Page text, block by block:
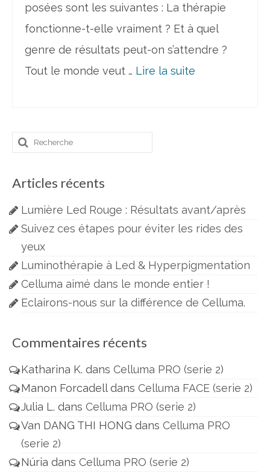
posées sont les suivantes : La thérapie
fonctionne-t-elle vraiment ? Et à quel
genre de résultats peut-on s’attendre ?
Tout le monde veut … Lire la suite­­
Rechercher
Articles récents
Lumière Led Rouge : Résultats avant/après
Suivez ces étapes pour éviter les rides des
yeux
Luminothérapie à Led & Hyperpigmentation
Celluma aimé dans le monde entier !
Eclairons-nous sur la différence de Celluma.
Commentaires récents
Katharina K. dans Celluma PRO (serie 2)
Manon Forcadelldans Celluma FACE (serie 2)
Julia L. dans Celluma PRO (serie 2)
Van DANG THI HONG dans Celluma PRO
(serie 2)
Núria dans Celluma PRO (serie 2)